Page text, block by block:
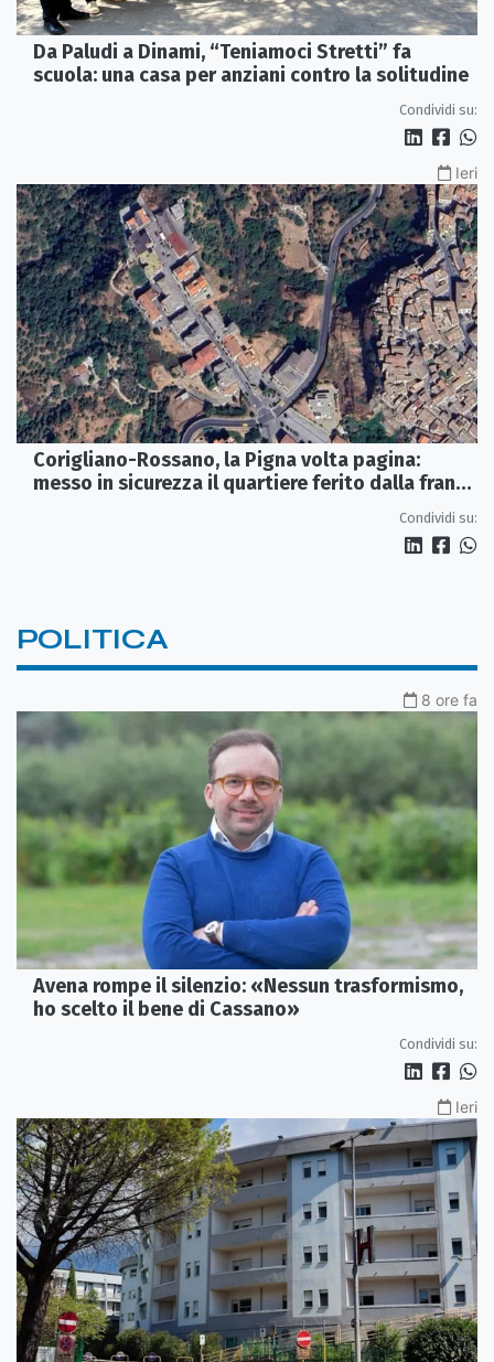
Da Paludi a Dinami, “Teniamoci Stretti” fa
scuola: una casa per anziani contro la solitudine
Condividi su:
Ieri
Corigliano-Rossano, la Pigna volta pagina:
messo in sicurezza il quartiere ferito dalla frana
Condividi su:
POLITICA
8 ore fa
Avena rompe il silenzio: «Nessun trasformismo,
ho scelto il bene di Cassano»
Condividi su:
Ieri